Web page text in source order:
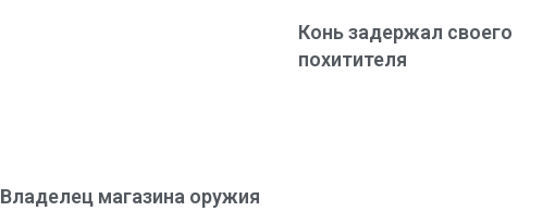
Владелец магазина оружия
Конь задержал своего
похитителя